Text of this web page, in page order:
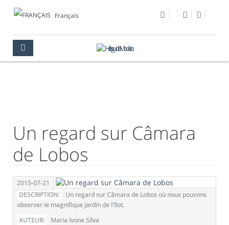
Français
Un regard sur Câmara
de Lobos
2015-07-21
DESCRIPTION:
Un regard sur Câmara de Lobos où nous pouvons
observer le magnifique jardin de l'îlot.
AUTEUR:
Maria Ivone Silva